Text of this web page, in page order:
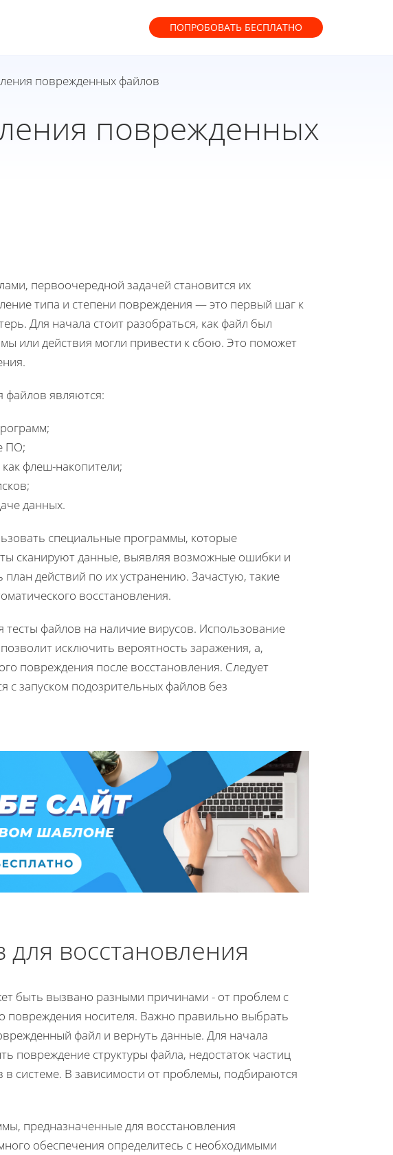
ПОПРОБОВАТЬ БЕСПЛАТНО
поврежденных файлов
поврежденных
первоочередной задачей становится их
типа и степени повреждения — это первый шаг к
Для начала стоит разобраться, как файл был
или действия могли привести к сбою. Это поможет
являются:
ПО;
флеш-накопители;
данных.
специальные программы, которые
сканируют данные, выявляя возможные ошибки и
действий по их устранению. Зачастую, такие
восстановления.
файлов на наличие вирусов. Использование
исключить вероятность заражения, а,
повреждения после восстановления. Следует
с запуском подозрительных файлов без
восстановления
быть вызвано разными причинами - от проблем с
повреждения носителя. Важно правильно выбрать
файл и вернуть данные. Для начала
повреждение структуры файла, недостаток частиц
системе. В зависимости от проблемы, подбираются
предназначенные для восстановления
обеспечения определитесь с необходимыми